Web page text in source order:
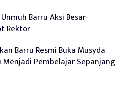
Barru Aksi Besar-
Rektor
Barru Resmi Buka Musyda
Menjadi Pembelajar Sepanjang